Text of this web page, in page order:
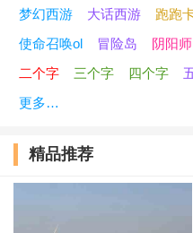
梦幻西游
大话西游 跑跑
使命召唤ol
冒险岛 阴阳师
二个字
三个字 四个字
更多…
精品推荐